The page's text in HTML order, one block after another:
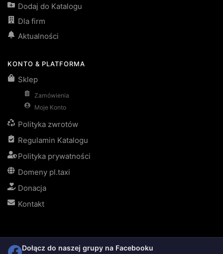
Dodaj do Katalogu
Dla firm
Aktualności
KONTO & PLATFORMA
Sklep
Zamówienia
Moje Konto
Polityka zwrotów
Regulamin Katalogu
Polityka prywatności
Domeny pl.taxi
Donacja
Kontakt
Dołącz do naszej grupy na Facebooku